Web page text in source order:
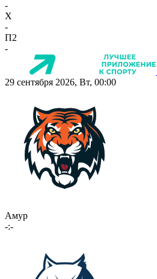
-
X
-
П2
-
29 сентября 2026, Вт, 00:00
Амур
-:-